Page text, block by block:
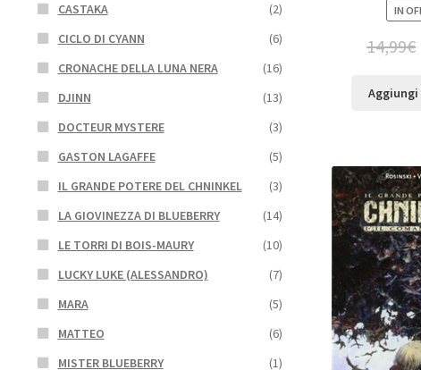
IN
14,99€
CASTAKA
(2)
CICLO DI CYANN
(6)
CRONACHE DELLA LUNA NERA
(16)
DJINN
(13)
DOCTEUR MYSTERE
(3)
GASTON LAGAFFE
(5)
IL GRANDE POTERE DEL CHNINKEL
(3)
LA GIOVINEZZA DI BLUEBERRY
(14)
LE TORRI DI BOIS-MAURY
(10)
LUCKY LUKE (ALESSANDRO)
(7)
MARA
(5)
MATTEO
(6)
MISTER BLUEBERRY
(1)